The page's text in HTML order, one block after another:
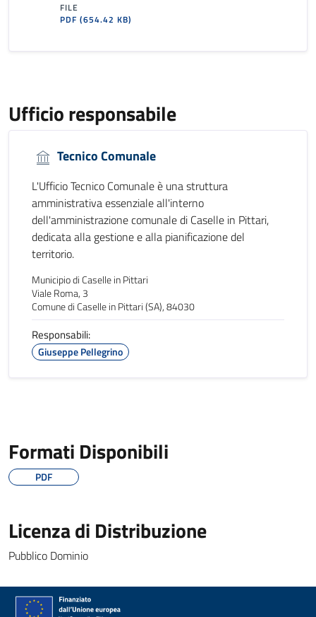
FILE
PDF(654.42 KB)
Ufficio responsabile
Tecnico Comunale
L'Ufficio Tecnico Comunale è una struttura
amministrativa essenziale all'interno
dell'amministrazione comunale di Caselle in Pittari,
dedicata alla gestione e alla pianificazione del
territorio.
Municipio di Caselle in Pittari
Viale Roma, 3
Comune di Caselle in Pittari (SA), 84030
Responsabili:
Giuseppe Pellegrino
Formati Disponibili
PDF
Licenza di Distribuzione
Pubblico Dominio